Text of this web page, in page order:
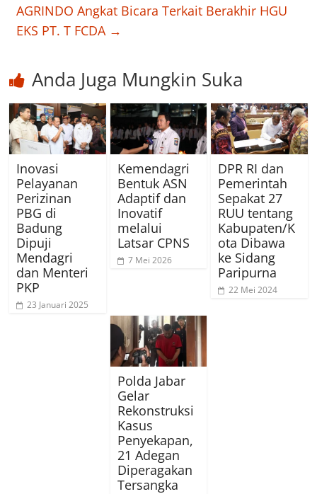
AGRINDO Angkat Bicara Terkait Berakhir HGU
EKS PT. T FCDA →
Anda Juga Mungkin Suka
Inovasi
Pelayanan
Perizinan
PBG di
Badung
Dipuji
Mendagri
dan Menteri
PKP
23 Januari 2025
Kemendagri
Bentuk ASN
Adaptif dan
Inovatif
melalui
Latsar CPNS
7 Mei 2026
DPR RI dan
Pemerintah
Sepakat 27
RUU tentang
Kabupaten/K
ota Dibawa
ke Sidang
Paripurna
22 Mei 2024
Polda Jabar
Gelar
Rekonstruksi
Kasus
Penyekapan,
21 Adegan
Diperagakan
Tersangka